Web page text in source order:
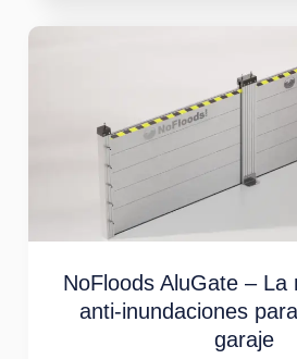
NoFloods AluGate – La
anti-inundaciones
garaje
AluGate
–
La
mejor
anti-
para
puertas